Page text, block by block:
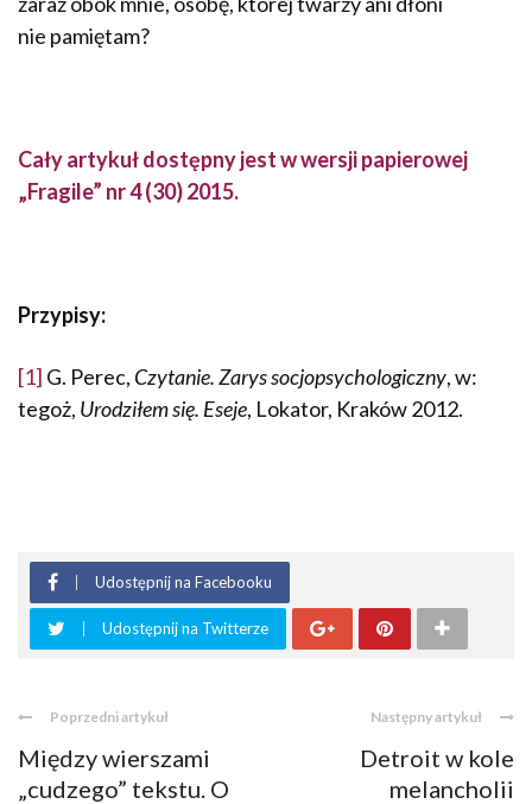
nie pamiętam?
Cały artykuł dostępny jest w wersji papierowej
„Fragile” nr 4 (30) 2015.
Przypisy:
[1] G. Perec, Czytanie. Zarys socjopsychologiczny, w:
tegoż, Urodziłem się. Eseje, Lokator, Kraków 2012.
Udostępnij na Facebooku
Udostępnij na Twitterze
Poprzedni artykuł
Między wierszami
„cudzego” tekstu. O
Następny artykuł
Detroit w kole
melancholii